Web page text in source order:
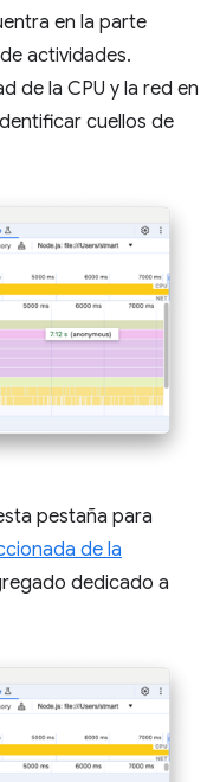
en la parte
actividades.
de la CPU y la red en
cuellos de
pestaña para
de la
dedicado a